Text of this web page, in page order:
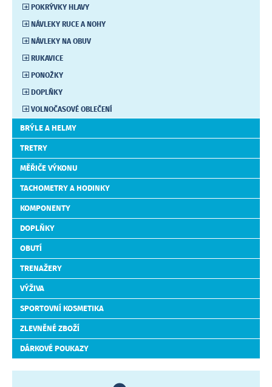
POKRÝVKY HLAVY
NÁVLEKY RUCE A NOHY
NÁVLEKY NA OBUV
RUKAVICE
PONOŽKY
DOPLŇKY
VOLNOČASOVÉ OBLEČENÍ
BRÝLE A HELMY
TRETRY
MĚŘIČE VÝKONU
TACHOMETRY A HODINKY
KOMPONENTY
DOPLŇKY
OBUTÍ
TRENAŽERY
VÝŽIVA
SPORTOVNÍ KOSMETIKA
ZLEVNĚNÉ ZBOŽÍ
DÁRKOVÉ POUKAZY